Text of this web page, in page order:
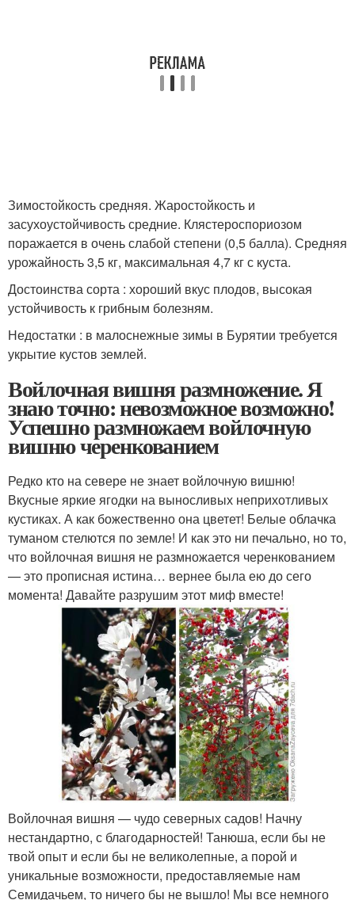
Зимостойкость средняя. Жаростойкость и
засухоустойчивость средние. Клястероспориозом
поражается в очень слабой степени (0,5 балла). Средняя
урожайность 3,5 кг, максимальная 4,7 кг с куста.
Достоинства сорта : хороший вкус плодов, высокая
устойчивость к грибным болезням.
Недостатки : в малоснежные зимы в Бурятии требуется
укрытие кустов землей.
Войлочная вишня размножение. Я
знаю точно: невозможное возможно!
Успешно размножаем войлочную
вишню черенкованием
Редко кто на севере не знает войлочную вишню!
Вкусные яркие ягодки на выносливых неприхотливых
кустиках. А как божественно она цветет! Белые облачка
туманом стелются по земле! И как это ни печально, но то,
что войлочная вишня не размножается черенкованием
— это прописная истина… вернее была ею до сего
момента! Давайте разрушим этот миф вместе!
Войлочная вишня — чудо северных садов! Начну
нестандартно, с благодарностей! Танюша, если бы не
твой опыт и если бы не великолепные, а порой и
уникальные возможности, предоставляемые нам
Семидачьем, то ничего бы не вышло! Мы все немного